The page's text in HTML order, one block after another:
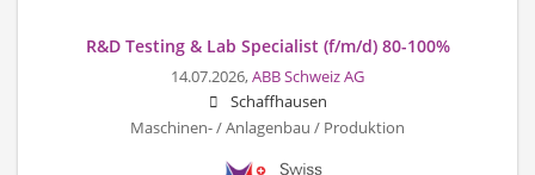
R&D Testing & Lab Specialist (f/m/d) 80-100%
14.07.2026,ABB Schweiz AG
Schaffhausen
Maschinen- / Anlagenbau / Produktion